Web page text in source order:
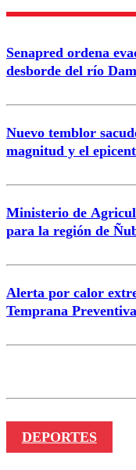
Nombre
Correo
Senapred ordena
desborde del río
Nuevo temblor
magnitud y el
Ministerio de
para la región de
Alerta por calor
Temprana
DEPORTES